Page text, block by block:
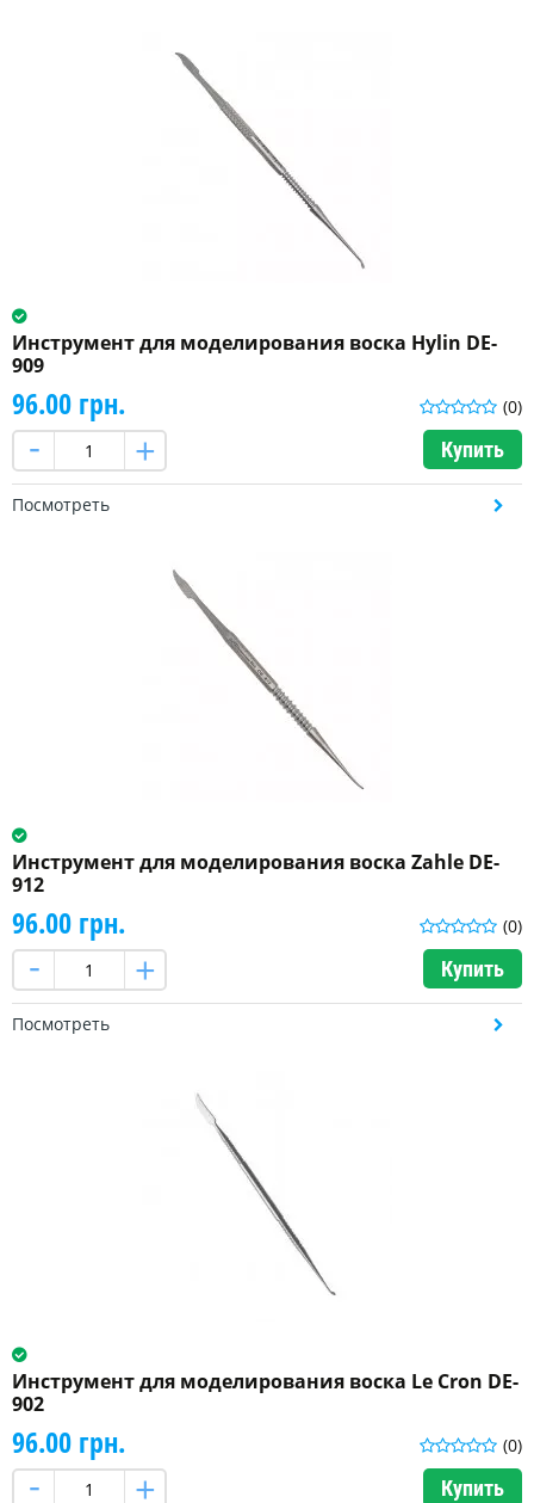
Инструмент для моделирования воска Hylin DE-
909
(0)
96.00 грн.
Купить
Посмотреть
Инструмент для моделирования воска Zahle DE-
912
(0)
96.00 грн.
Купить
Посмотреть
Инструмент для моделирования воска Le Cron DE-
902
(0)
96.00 грн.
Купить